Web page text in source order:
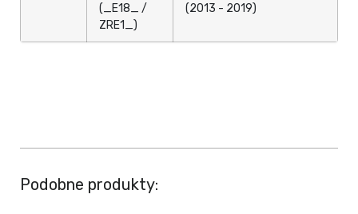
(_E18_ /
ZRE1_)
(2013 - 2019)
Podobne produkty: